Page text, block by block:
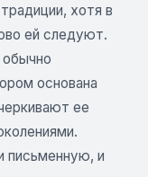
хотя в
ей следуют.
основана
ее
письменную, и